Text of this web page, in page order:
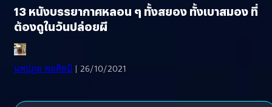
13 หนังบรรยากาศหลอน ๆ ทั้งสยอง ทั้งเบาสมอง ที่
ต้องดูในวันปล่อยผี
นพปฎล พลศิลป์ | 26/10/2021